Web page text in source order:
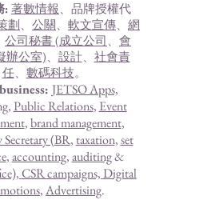
: 著數情報、品牌授權代
劃 、 公關、 軟文宣傳、 網
公司秘書 (成立公司 、 會
辦公室)、 設計、 社會責
任、 數碼科技。
JETSO Apps,
Public Relations, Event
,brand management,
(BR, taxation,set
,accounting,auditing&
CSR campaigns,Digital
,Advertising.